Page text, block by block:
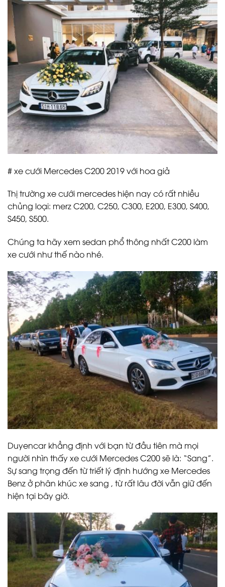
# xe cưới Mercedes C200 2019 với hoa giả
Thị trường xe cưới mercedes hiện nay có rất nhiều
chủng loại: merz C200, C250, C300, E200, E300, S400,
S450, S500.
Chúng ta hãy xem sedan phổ thông nhất C200 làm
xe cưới như thế nào nhé.
Duyencar khẳng định với bạn từ đầu tiên mà mọi
người nhìn thấy xe cưới Mercedes C200 sẽ là: “Sang”.
Sự sang trọng đến từ triết lý định hướng xe Mercedes
Benz ở phân khúc xe sang , từ rất lâu đời vẫn giữ đến
hiện tại bây giờ.